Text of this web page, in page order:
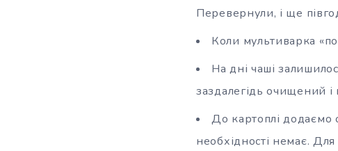
Перевернули, і ще
Коли мультиварка
На дні чаші
заздалегідь очищений
До картоплі додаємо
необхідності немає.